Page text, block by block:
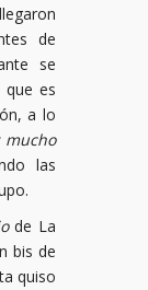
de
se
es
a lo
mucho
las
de La
bis de
quiso